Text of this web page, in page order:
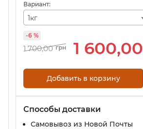
Вариант:
1кг
1 700,00 грн 1 600,00
-6 %
Добавить в корзину
Способы доставки
Самовывоз из Новой Почты